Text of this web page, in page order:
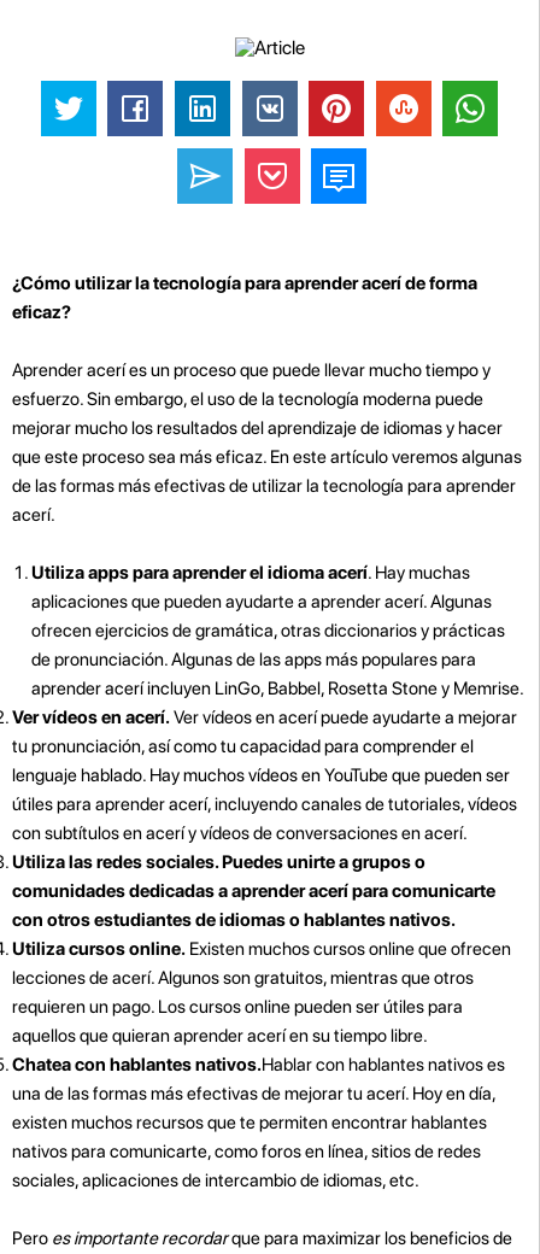
¿Cómo utilizar la tecnología para aprender acerí de forma
eficaz?
Aprender acerí es un proceso que puede llevar mucho tiempo y
esfuerzo. Sin embargo, el uso de la tecnología moderna puede
mejorar mucho los resultados del aprendizaje de idiomas y hacer
que este proceso sea más eficaz. En este artículo veremos algunas
de las formas más efectivas de utilizar la tecnología para aprender
acerí.
Utiliza apps para aprender el idioma acerí. Hay muchas
aplicaciones que pueden ayudarte a aprender acerí. Algunas
ofrecen ejercicios de gramática, otras diccionarios y prácticas
de pronunciación. Algunas de las apps más populares para
aprender acerí incluyen LinGo, Babbel, Rosetta Stone y Memrise.
Ver vídeos en acerí.Ver vídeos en acerí puede ayudarte a mejorar
tu pronunciación, así como tu capacidad para comprender el
lenguaje hablado. Hay muchos vídeos en YouTube que pueden ser
útiles para aprender acerí, incluyendo canales de tutoriales, vídeos
con subtítulos en acerí y vídeos de conversaciones en acerí.
Utiliza las redes sociales. Puedes unirte a grupos o
comunidades dedicadas a aprender acerí para comunicarte
con otros estudiantes de idiomas o hablantes nativos.
Utiliza cursos online. Existen muchos cursos online que ofrecen
lecciones de acerí. Algunos son gratuitos, mientras que otros
requieren un pago. Los cursos online pueden ser útiles para
aquellos que quieran aprender acerí en su tiempo libre.
Chatea con hablantes nativos.Hablar con hablantes nativos es
una de las formas más efectivas de mejorar tu acerí. Hoy en día,
existen muchos recursos que te permiten encontrar hablantes
nativos para comunicarte, como foros en línea, sitios de redes
sociales, aplicaciones de intercambio de idiomas, etc.
Pero es importante recordarque para maximizar los beneficios de